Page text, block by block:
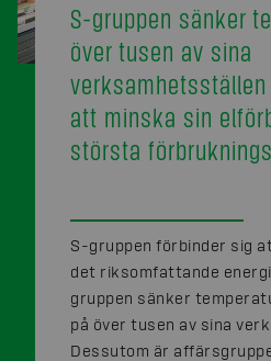
S-gruppen sänker
över tusen av sina
att minska sin
största
S-gruppen förbinder sig
det riksomfattande
gruppen sänker
på över tusen av sina
Dessutom är